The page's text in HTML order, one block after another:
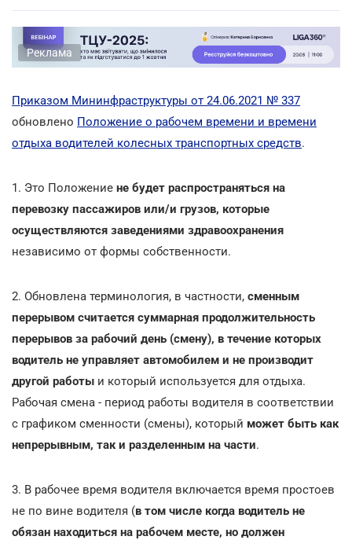
Реклама
Приказом Мининфраструктуры от 24.06.2021 № 337
обновлено Положение о рабочем времени и времени
отдыха водителей колесных транспортных средств.
1. Это Положение не будет распространяться на
перевозку пассажиров или/и грузов, которые
осуществляются заведениями здравоохранения
независимо от формы собственности.
2. Обновлена терминология, в частности, сменным
перерывом считается суммарная продолжительность
перерывов за рабочий день (смену), в течение которых
водитель не управляет автомобилем и не производит
другой работы и который используется для отдыха.
Рабочая смена - период работы водителя в соответствии
с графиком сменности (смены), который может быть как
непрерывным, так и разделенным на части.
3. В рабочее время водителя включается время простоев
не по вине водителя (в том числе когда водитель не
обязан находиться на рабочем месте, но должен